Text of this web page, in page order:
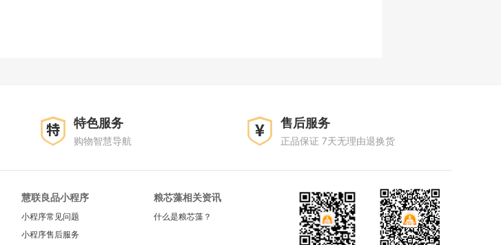
特色服务
购物智慧导航
售后服务
正品保证 7天无理由退换货
慧联良品小程序
小程序常见问题
小程序售后服务
粮芯藻相关资讯
什么是粮芯藻？